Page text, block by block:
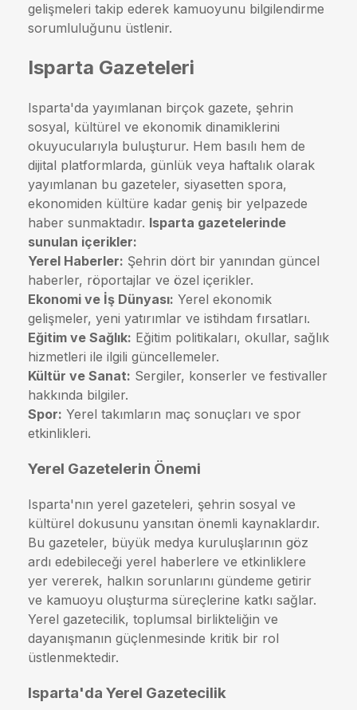
gelişmeleri takip ederek kamuoyunu bilgilendirme
sorumluluğunu üstlenir.
Isparta Gazeteleri
Isparta'da yayımlanan birçok gazete, şehrin
sosyal, kültürel ve ekonomik dinamiklerini
okuyucularıyla buluşturur. Hem basılı hem de
dijital platformlarda, günlük veya haftalık olarak
yayımlanan bu gazeteler, siyasetten spora,
ekonomiden kültüre kadar geniş bir yelpazede
haber sunmaktadır. Isparta gazetelerinde
sunulan içerikler:
Yerel Haberler: Şehrin dört bir yanından güncel
haberler, röportajlar ve özel içerikler.
Ekonomi ve İş Dünyası: Yerel ekonomik
gelişmeler, yeni yatırımlar ve istihdam fırsatları.
Eğitim ve Sağlık: Eğitim politikaları, okullar, sağlık
hizmetleri ile ilgili güncellemeler.
Kültür ve Sanat: Sergiler, konserler ve festivaller
hakkında bilgiler.
Spor: Yerel takımların maç sonuçları ve spor
etkinlikleri.
Yerel Gazetelerin Önemi
Isparta'nın yerel gazeteleri, şehrin sosyal ve
kültürel dokusunu yansıtan önemli kaynaklardır.
Bu gazeteler, büyük medya kuruluşlarının göz
ardı edebileceği yerel haberlere ve etkinliklere
yer vererek, halkın sorunlarını gündeme getirir
ve kamuoyu oluşturma süreçlerine katkı sağlar.
Yerel gazetecilik, toplumsal birlikteliğin ve
dayanışmanın güçlenmesinde kritik bir rol
üstlenmektedir.
Isparta'da Yerel Gazetecilik